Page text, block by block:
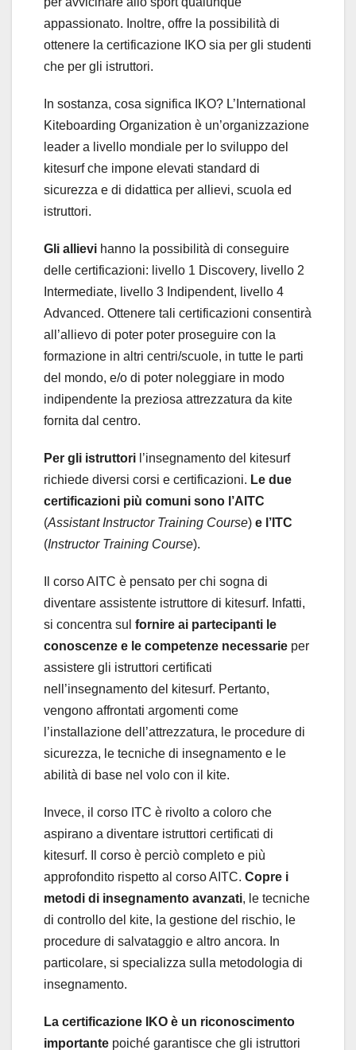
appassionato. Inoltre, offre la possibilità di
ottenere la certificazione IKO sia per gli studenti
che per gli istruttori.
In sostanza, cosa significa IKO? L’International
Kiteboarding Organization è un’organizzazione
leader a livello mondiale per lo sviluppo del
kitesurf che impone elevati standard di
sicurezza e di didattica per allievi, scuola ed
istruttori.
Gli allievi hanno la possibilità di conseguire
delle certificazioni: livello 1 Discovery, livello 2
Intermediate, livello 3 Indipendent, livello 4
Advanced. Ottenere tali certificazioni consentirà
all’allievo di poter poter proseguire con la
formazione in altri centri/scuole, in tutte le parti
del mondo, e/o di poter noleggiare in modo
indipendente la preziosa attrezzatura da kite
fornita dal centro.
Per gli istruttori l’insegnamento del kitesurf
richiede diversi corsi e certificazioni. Le due
certificazioni più comuni sono l’AITC
(Assistant Instructor Training Course) e l’ITC
(Instructor Training Course).
Il corso AITC è pensato per chi sogna di
diventare assistente istruttore di kitesurf. Infatti,
si concentra sul fornire ai partecipanti le
conoscenze e le competenze necessarie per
assistere gli istruttori certificati
nell’insegnamento del kitesurf. Pertanto,
vengono affrontati argomenti come
l’installazione dell’attrezzatura, le procedure di
sicurezza, le tecniche di insegnamento e le
abilità di base nel volo con il kite.
Invece, il corso ITC è rivolto a coloro che
aspirano a diventare istruttori certificati di
kitesurf. Il corso è perciò completo e più
approfondito rispetto al corso AITC. Copre i
metodi di insegnamento avanzati, le tecniche
di controllo del kite, la gestione del rischio, le
procedure di salvataggio e altro ancora. In
particolare, si specializza sulla metodologia di
insegnamento.
La certificazione IKO è un riconoscimento
importante poiché garantisce che gli istruttori